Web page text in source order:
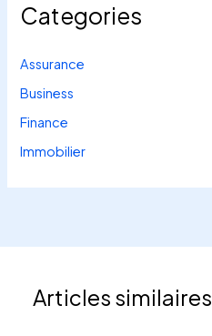
Categories
Assurance
Business
Finance
Immobilier
Articles similaires